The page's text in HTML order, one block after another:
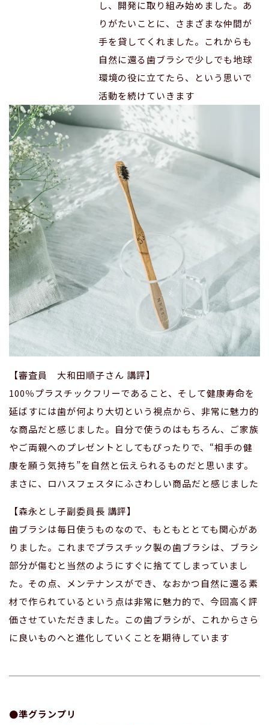
し、開発に取り組み始めました。あ
りがたいことに、さまざまな仲間が
手を貸してくれました。これからも
自然に還る歯ブラシで少しでも地球
環境の役に立てたら、という思いで
活動を続けていきます
【審査員 大和田順子さん 講評】
100％プラスチックフリーであること、そして健康寿命を
延ばすには歯が何より大切という視点から、非常に魅力的
な商品だと感じました。自分で使うのはもちろん、ご家族
やご両親へのプレゼントとしてもぴったりで、“相手の健
康を願う気持ち”を自然と伝えられるものだと思います。
まさに、ロハスフェスタにふさわしい商品だと感じました
【森永とし子副委員長 講評】
歯ブラシは毎日使うものなので、もともととても関心があ
りました。これまでプラスチック製の歯ブラシは、ブラシ
部分が傷むと当然のようにすぐに捨ててしまっていまし
た。その点、メンテナンスができ、なおかつ自然に還る素
材で作られているという点は非常に魅力的で、今回高く評
価させていただきました。この歯ブラシが、これからさら
に良いものへと進化していくことを期待しています
●準グランプリ